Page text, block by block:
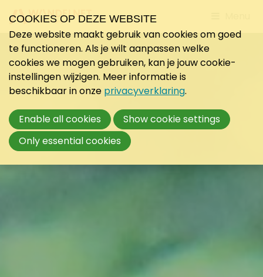
to
COOKIES OP DEZE WEBSITE
Deze website maakt gebruik van cookies om goed
te functioneren. Als je wilt aanpassen welke
cookies we mogen gebruiken, kan je jouw cookie-
instellingen wijzigen. Meer informatie is
beschikbaar in onze privacyverklaring.
Enable all cookies
Show cookie settings
Only essential cookies